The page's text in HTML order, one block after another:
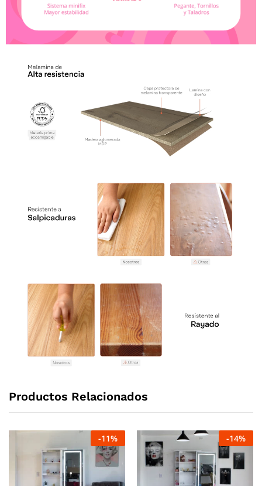
Productos Relacionados
-11% -14%